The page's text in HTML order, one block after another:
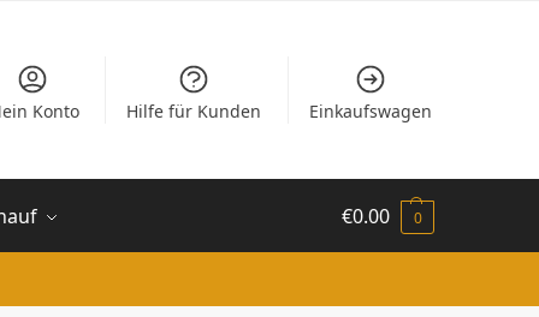
Konto Hilfe für Kunden Einkaufswagen
€0.00 0